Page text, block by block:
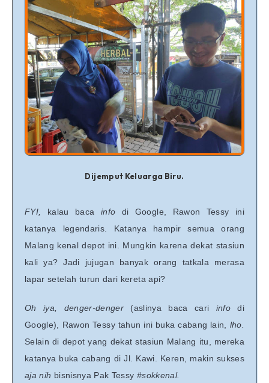
Dijemput Keluarga Biru.
FYI, kalau baca info di Google, Rawon Tessy ini
katanya legendaris. Katanya hampir semua orang
Malang kenal depot ini. Mungkin karena dekat stasiun
kali ya? Jadi jujugan banyak orang tatkala merasa
lapar setelah turun dari kereta api?
Oh iya, denger-denger (aslinya baca cari infodi
Google), Rawon Tessy tahun ini buka cabang lain, lho.
Selain di depot yang dekat stasiun Malang itu, mereka
katanya buka cabang di Jl. Kawi. Keren, makin sukses
aja nih bisnisnya Pak Tessy #sokkenal.